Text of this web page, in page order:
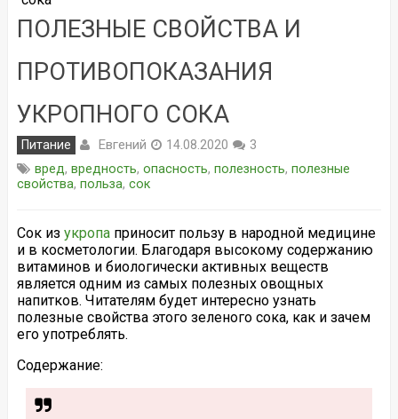
ПОЛЕЗНЫЕ СВОЙСТВА И
ПРОТИВОПОКАЗАНИЯ
УКРОПНОГО СОКА
Питание Евгений 14.08.2020
3
вред, вредность, опасность, полезность, полезные
свойства, польза, сок
Сок из укропаприносит пользу в народной медицине
и в косметологии. Благодаря высокому содержанию
витаминов и биологически активных веществ
является одним из самых полезных овощных
напитков. Читателям будет интересно узнать
полезные свойства этого зеленого сока, как и зачем
его употреблять.
Содержание: